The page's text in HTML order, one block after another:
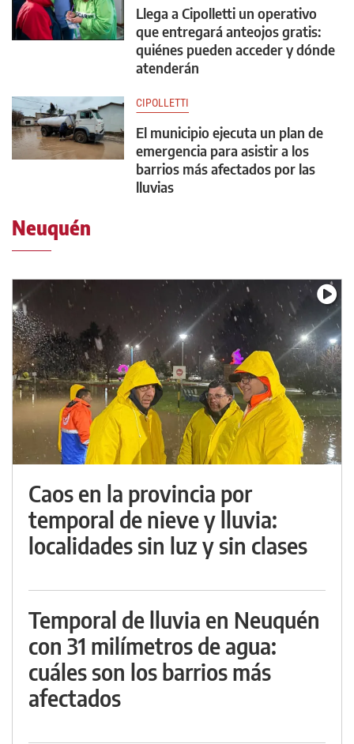
Llega a Cipolletti un operativo
que entregará anteojos gratis:
quiénes pueden acceder y dónde
atenderán
CIPOLLETTI
El municipio ejecuta un plan de
emergencia para asistir a los
barrios más afectados por las
lluvias
Neuquén
Caos en la provincia por
temporal de nieve y lluvia:
localidades sin luz y sin clases
Temporal de lluvia en Neuquén
con 31 milímetros de agua:
cuáles son los barrios más
afectados